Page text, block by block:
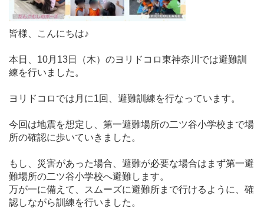
皆様、こんにちは♪
本日、10月13日（木）のヨリドコロ東神奈川では避難訓
練を行いました。
ヨリドコロでは月に1回、避難訓練を行なっています。
今回は地震を想定し、第一避難場所の二ツ谷小学校まで場
所の確認に歩いていきました。
もし、災害があった場合、避難が必要な場合はまず第一避
難場所の二ツ谷小学校へ避難します。
万が一に備えて、スムーズに避難所まで行けるように、確
認しながら訓練を行いました。